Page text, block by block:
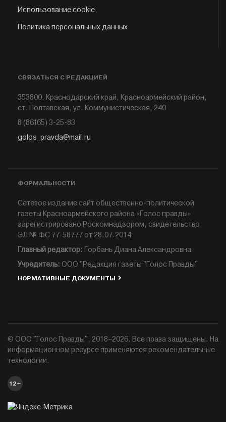
Использование cookie
Политика персональных данных
СВЯЗАТЬСЯ С РЕДАКЦИЕЙ
353800, Краснодарский край, Красноармейский район,
ст. Полтавская, ул. Коммунистическая, 240
8 (86165) 3-25-83
golos_pravda@mail.ru
ФОРМАЛЬНОСТИ
Сетевое издание сайт общественно-политической
газеты Красноармейского района «Голос правды»
зарегистрировано Роскомнадзором, свидетельство
ЭЛ № ФС 77-58777 от 28.07.2014
Главный редактор: Горбань Диана Александровна
Учредитель: ООО "Редакция газеты "Голос Правды"
НОРМАТИВНЫЕ ДОКУМЕНТЫ
© ООО "Голос Правды", 2018–2026. Все права защищены. На
информационном ресурсе применяются рекомендательные
технологии.
12+